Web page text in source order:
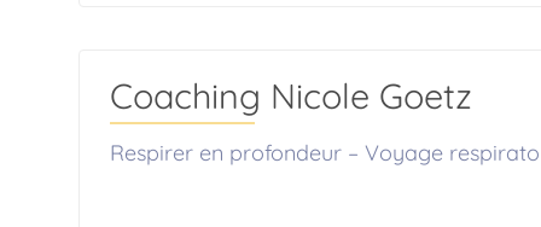
Coaching Nicole Goetz
Respirer en profondeur – Voyage